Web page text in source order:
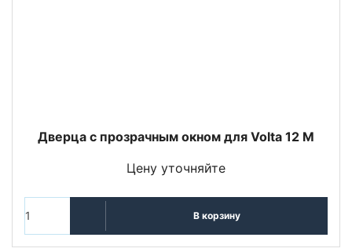
Дверца с прозрачным окном для Volta 12 M
Цену уточняйте
В корзину